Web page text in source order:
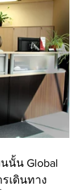
นั้น Global
เดินทาง